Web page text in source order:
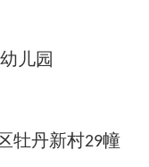
验幼儿园
牡丹新村29